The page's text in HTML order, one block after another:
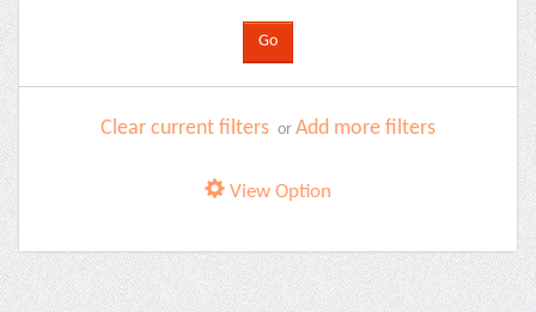
Clear current filters or Add more filters
View Option